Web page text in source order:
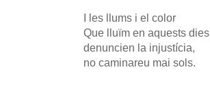
I les llums i el color
Que lluïm en aquests dies
denuncien la injustícia,
no caminareu mai sols.